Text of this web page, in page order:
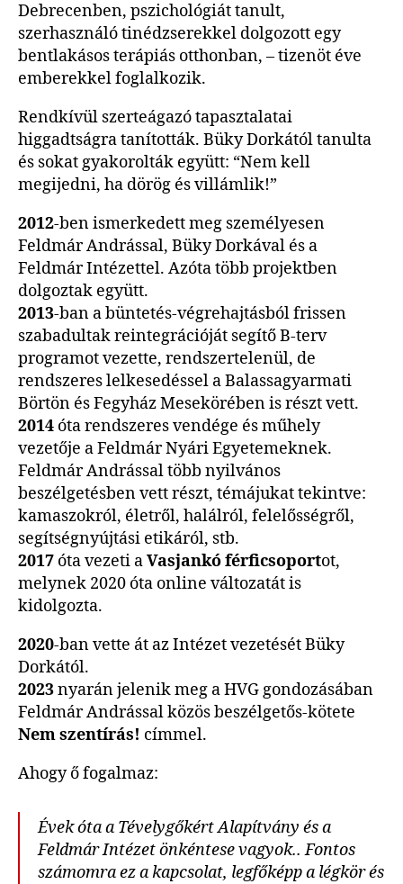
Debrecenben, pszichológiát tanult,
szerhasználó tinédzserekkel dolgozott egy
bentlakásos terápiás otthonban, – tizenöt éve
emberekkel foglalkozik.
Rendkívül szerteágazó tapasztalatai
higgadtságra tanították. Büky Dorkától tanulta
és sokat gyakorolták együtt: “Nem kell
megijedni, ha dörög és villámlik!”
2012-ben ismerkedett meg személyesen
Feldmár Andrással, Büky Dorkával és a
Feldmár Intézettel. Azóta több projektben
dolgoztak együtt.
2013-ban a büntetés-végrehajtásból frissen
szabadultak reintegrációját segítő B-terv
programot vezette, rendszertelenül, de
rendszeres lelkesedéssel a Balassagyarmati
Börtön és Fegyház Mesekörében is részt vett.
2014 óta rendszeres vendége és műhely
vezetője a Feldmár Nyári Egyetemeknek.
Feldmár Andrással több nyilvános
beszélgetésben vett részt, témájukat tekintve:
kamaszokról, életről, halálról, felelősségről,
segítségnyújtási etikáról, stb.
2017 óta vezeti aVasjankó férficsoportot,
melynek 2020 óta online változatát is
kidolgozta.
2020-ban vette át az Intézet vezetését Büky
Dorkától.
2023nyarán jelenik meg a HVG gondozásában
Feldmár Andrással közös beszélgetős-kötete
Nem szentírás! címmel.
Ahogy ő fogalmaz:
Évek óta a Tévelygőkért Alapítvány és a
Feldmár Intézet önkéntese vagyok.. Fontos
számomra ez a kapcsolat, legfőképp a légkör és